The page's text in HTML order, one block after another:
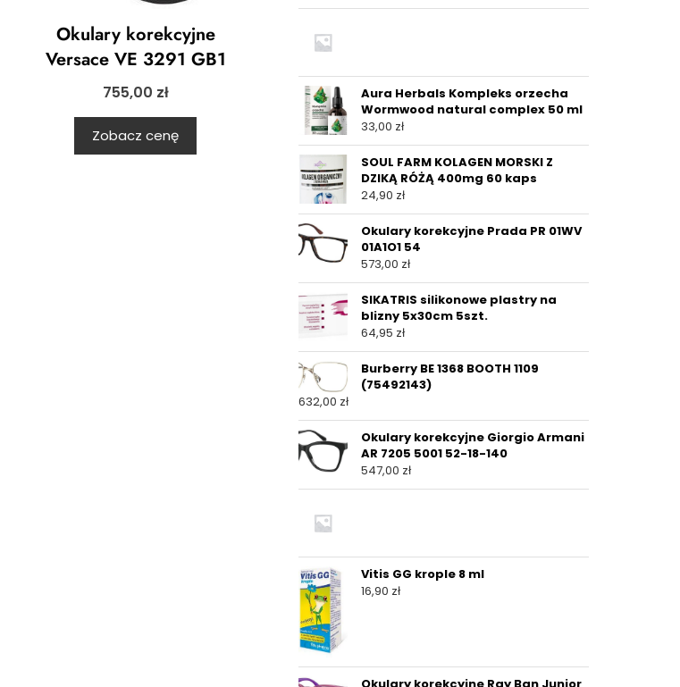
Okulary korekcyjne
Versace VE 3291 GB1
755,00 zł
Zobacz cenę
Aura Herbals Kompleks orzecha
Wormwood natural complex 50 ml
33,00 zł
SOUL FARM KOLAGEN MORSKI Z
DZIKĄ RÓŻĄ 400mg 60 kaps
24,90 zł
Okulary korekcyjne Prada PR 01WV
01A1O1 54
573,00 zł
SIKATRIS silikonowe plastry na
blizny 5x30cm 5szt.
64,95 zł
Burberry BE 1368 BOOTH 1109
(75492143)
632,00 zł
Okulary korekcyjne Giorgio Armani
AR 7205 5001 52-18-140
547,00 zł
Vitis GG krople 8 ml
16,90 zł